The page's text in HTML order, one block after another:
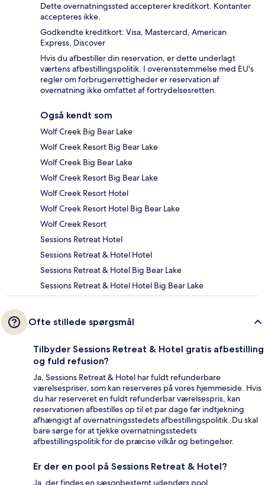
Dette overnatningssted accepterer kreditkort. Kontanter
accepteres ikke.
Godkendte kreditkort: Visa, Mastercard, American
Express, Discover
Hvis du afbestiller din reservation, er dette underlagt
værtens afbestillingspolitik. I overensstemmelse med EU's
regler om forbrugerrettigheder er reservation af
overnatning ikke omfattet af fortrydelsesretten.
Også kendt som
Wolf Creek Big Bear Lake
Wolf Creek Resort Big Bear Lake
Wolf Creek Big Bear Lake
Wolf Creek Resort Big Bear Lake
Wolf Creek Resort Hotel
Wolf Creek Resort Hotel Big Bear Lake
Wolf Creek Resort
Sessions Retreat Hotel
Sessions Retreat & Hotel Hotel
Sessions Retreat & Hotel Big Bear Lake
Sessions Retreat & Hotel Hotel Big Bear Lake
Ofte stillede spørgsmål
Tilbyder Sessions Retreat & Hotel gratis afbestilling
og fuld refusion?
Ja, Sessions Retreat & Hotel har fuldt refunderbare
værelsespriser, som kan reserveres på vores hjemmeside. Hvis
du har reserveret en fuldt refunderbar værelsespris, kan
reservationen afbestilles op til et par dage før indtjekning
afhængigt af overnatningsstedets afbestillingspolitik. Du skal
bare sørge for at tjekke overnatningsstedets
afbestillingspolitik for de præcise vilkår og betingelser.
Er der en pool på Sessions Retreat & Hotel?
Ja, der findes en sæsonbestemt udendørs pool.